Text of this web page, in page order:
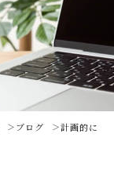
ブログ 計画的に